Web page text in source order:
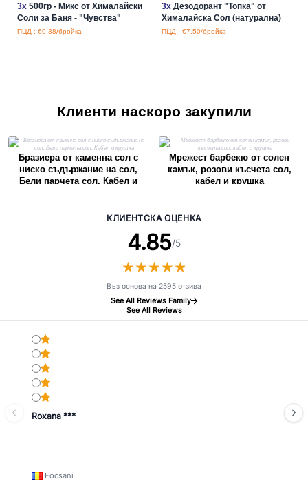
3x500гр - Микс от Хималайски
Соли за Баня - "Чувства"
ПЦД : €9.38/бройка
3xДезодорант "Топка" от
Хималайска Сол (натурална)
ПЦД : €7.50/бройка
Клиенти наскоро закупили
Бразиера от каменна сол с
ниско съдържание на сол,
Бели парчета сол, Кабел и
Мрежест барбекю от солен
камък, розови късчета сол,
кабел и крушка
КЛИЕНТСКА ОЦЕНКА
4.85/5
★★★★★
★★★★★
Въз основа на 2595 отзива
See All Reviews Family
See All Reviews
Roxana ***
Focsani